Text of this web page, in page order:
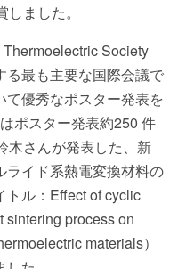
ました。
Society
る最も主要な国際会議で
優秀なポスター発表を
ポスター発表約250 件
木さんが発表した、新
ライド系熱電変換材料の
トル：Effect of cyclic
sintering process on
materials）